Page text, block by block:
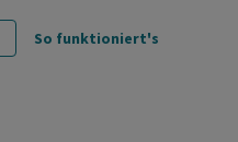
So funktioniert's